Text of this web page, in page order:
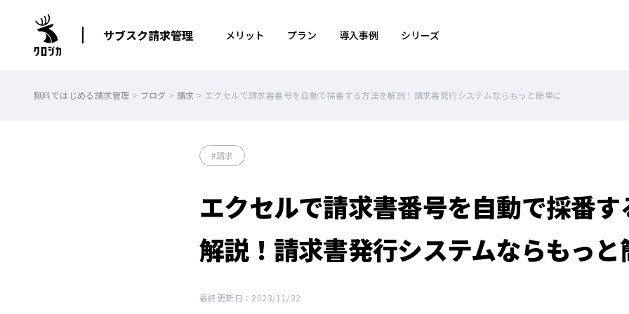
サブスク請求管理 メリット プラン 導入事例 シリーズ
無料ではじめる請求管理 > ブログ >請求 > エクセルで請求書番号を自動で採番する方法を解説！請求書発行システムならもっと簡単に
請求
エクセルで請求書番号を自動で採番
解説！請求書発行システムならもっと
最終更新日：2023/11/22